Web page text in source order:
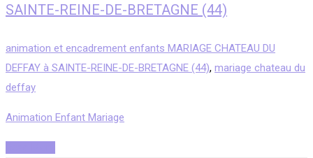
SAINTE-REINE-DE-BRETAGNE (44)
animation et encadrement enfants MARIAGE CHATEAU DU
DEFFAY à SAINTE-REINE-DE-BRETAGNE (44), mariage chateau du
deffay
Animation Enfant Mariage